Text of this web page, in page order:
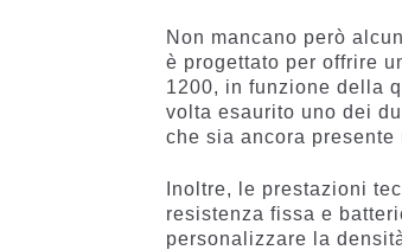
Non mancano però
è progettato per offrire
1200, in funzione della
volta esaurito uno dei
che sia ancora
Inoltre, le prestazioni
resistenza fissa e
personalizzare la